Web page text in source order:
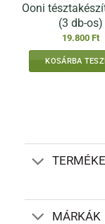
Ooni
(3 db-os)
19.800 Ft
KOSÁRBA
MÁRKÁK